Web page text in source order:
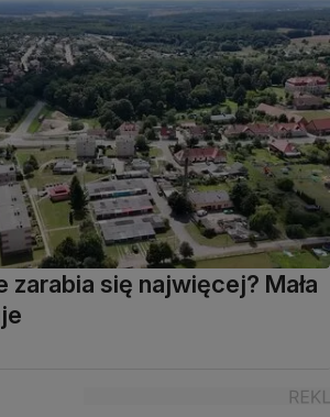
zarabia się najwięcej? Mała